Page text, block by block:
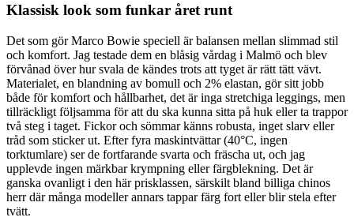
Klassisk look som funkar året runt
Det som gör Marco Bowie speciell är balansen mellan slimmad stil
och komfort. Jag testade dem en blåsig vårdag i Malmö och blev
förvånad över hur svala de kändes trots att tyget är rätt tätt vävt.
Materialet, en blandning av bomull och 2% elastan, gör sitt jobb
både för komfort och hållbarhet, det är inga stretchiga leggings, men
tillräckligt följsamma för att du ska kunna sitta på huk eller ta trappor
två steg i taget. Fickor och sömmar känns robusta, inget slarv eller
tråd som sticker ut. Efter fyra maskintvättar (40°C, ingen
torktumlare) ser de fortfarande svarta och fräscha ut, och jag
upplevde ingen märkbar krympning eller färgblekning. Det är
ganska ovanligt i den här prisklassen, särskilt bland billiga chinos
herr där många modeller annars tappar färg fort eller blir stela efter
tvätt.